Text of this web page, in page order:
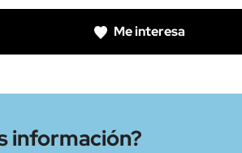
Me interesa
información?